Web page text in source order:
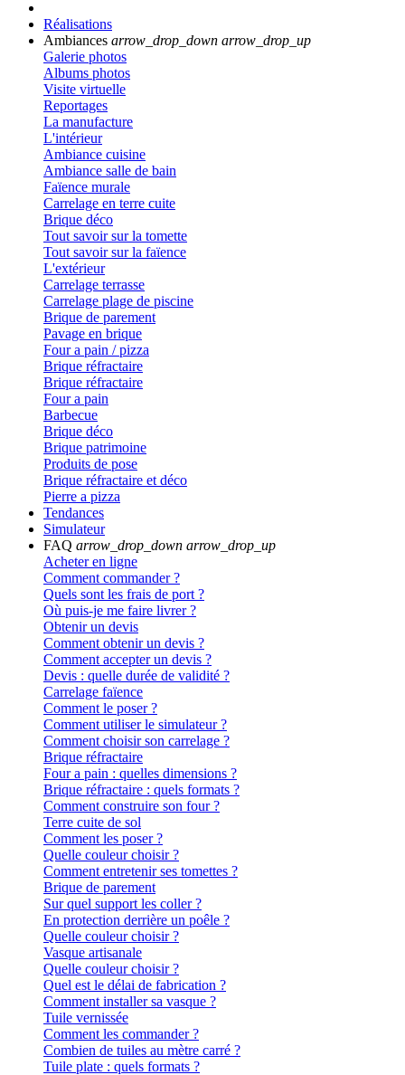
Réalisations
Ambiances arrow_drop_down arrow_drop_up
Galerie photos
Albums photos
Visite virtuelle
Reportages
La manufacture
L'intérieur
Ambiance cuisine
Ambiance salle de bain
Faïence murale
Carrelage en terre cuite
Brique déco
Tout savoir sur la tomette
Tout savoir sur la faïence
L'extérieur
Carrelage terrasse
Carrelage plage de piscine
Brique de parement
Pavage en brique
Four a pain / pizza
Brique réfractaire
Brique réfractaire
Four a pain
Barbecue
Brique déco
Brique patrimoine
Produits de pose
Brique réfractaire et déco
Pierre a pizza
Tendances
Simulateur
FAQ arrow_drop_down arrow_drop_up
Acheter en ligne
Comment commander ?
Quels sont les frais de port ?
Où puis-je me faire livrer ?
Obtenir un devis
Comment obtenir un devis ?
Comment accepter un devis ?
Devis : quelle durée de validité ?
Carrelage faïence
Comment le poser ?
Comment utiliser le simulateur ?
Comment choisir son carrelage ?
Brique réfractaire
Four a pain : quelles dimensions ?
Brique réfractaire : quels formats ?
Comment construire son four ?
Terre cuite de sol
Comment les poser ?
Quelle couleur choisir ?
Comment entretenir ses tomettes ?
Brique de parement
Sur quel support les coller ?
En protection derrière un poêle ?
Quelle couleur choisir ?
Vasque artisanale
Quelle couleur choisir ?
Quel est le délai de fabrication ?
Comment installer sa vasque ?
Tuile vernissée
Comment les commander ?
Combien de tuiles au mètre carré ?
Tuile plate : quels formats ?